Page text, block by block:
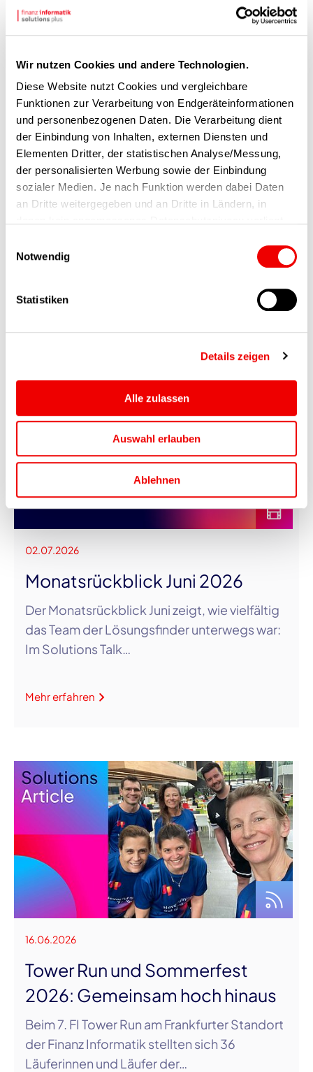
Wir nutzen Cookies und andere Technologien.
Diese Website nutzt Cookies und vergleichbare
Funktionen zur Verarbeitung von Endgeräteinformationen
und personenbezogenen Daten. Die Verarbeitung dient
der Einbindung von Inhalten, externen Diensten und
Elementen Dritter, der statistischen Analyse/Messung,
der personalisierten Werbung sowie der Einbindung
sozialer Medien. Je nach Funktion werden dabei Daten
an Dritte weitergegeben und an Dritte in Ländern, in
Einwilligung ist stets freiwillig, für die Nutzung unserer
Website nicht erforderlich und kann jederzeit auf unserer
Notwendig
Statistiken
Details zeigen
Alle zulassen
Auswahl erlauben
Ablehnen
Hier kannst Du uns persönlich
treffen
02.07.2026
Monatsrückblick Juni 2026
Der Monatsrückblick Juni zeigt, wie vielfältig
das Team der Lösungsfinder unterwegs war:
Im Solutions Talk…
Mehr erfahren
16.06.2026
Tower Run und Sommerfest
2026: Gemeinsam hoch hinaus
Beim 7. FI Tower Run am Frankfurter Standort
der Finanz Informatik stellten sich 36
Läuferinnen und Läufer der…